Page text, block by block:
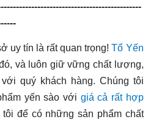
uy tín là rất quan trọng!Tổ Yến
và luôn giữ vững chất lượng,
quý khách hàng. Chúng tôi
yến sào với giá cả rất hợp
để có những sản phẩm chất